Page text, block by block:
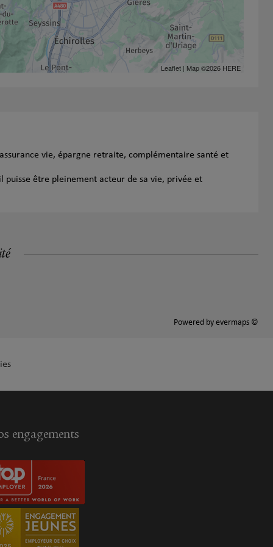
Leaflet| Map ©2026 HERE
vie, épargne retraite, complémentaire santé et
être pleinement acteur de sa vie, privée et
Powered by evermaps ©
engagements